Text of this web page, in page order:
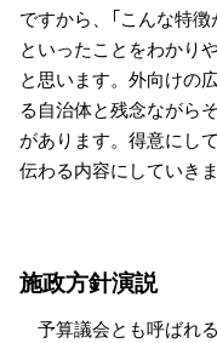
ですから、「こんな特徴
といったことをわかり
と思います。外向けの
る自治体と残念ながら
があります。得意にし
伝わる内容にしていきま
施政方針演説
予算議会とも呼ばれ